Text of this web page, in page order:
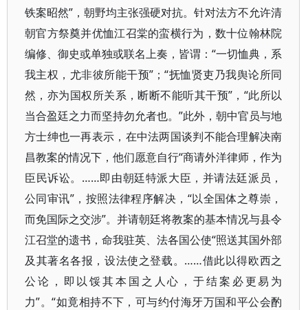
铁案昭然”，朝野均主张强硬对抗。针对法方不允许清
朝官方祭奠并优恤江召棠的蛮横行为，数十位翰林院
编修、御史或单独或联名上奏，皆谓：“一切恤典，系
我主权，尤非彼所能干预”；“抚恤贤吏乃我舆论所同
然，亦为国权所关系，断断不能听其干预”，“此所以
当合盈廷之力而坚持勿允者也。”此外，朝中官员与地
方士绅也一再表示，在中法两国谈判不能合理解决南
昌教案的情况下，他们愿意自行“商请外洋律师，作为
臣民诉讼。……即由朝廷特派大臣，并请法廷派员，
公同审讯”，按照法律程序解决，“以全国体之尊崇，
而免国际之交涉”。并请朝廷将教案的基本情况与县令
江召堂的遗书，命我驻英、法各国公使“照送其国外部
及其著名各报，设法使之登载。……借此以得欧西之
公论，即以馁其本国之人心，于结案必更易为
力”。“如竟相持不下，可与约付海牙万国和平公会酌